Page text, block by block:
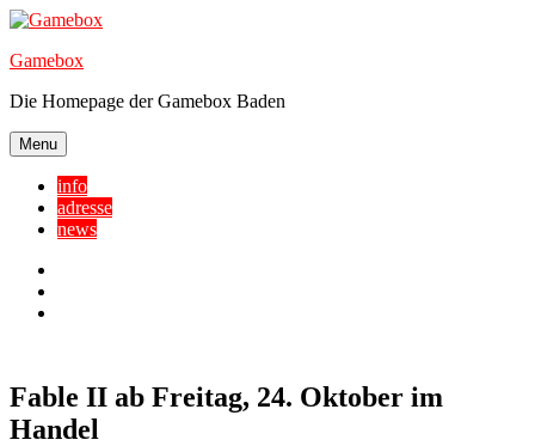
Skip
content
Gamebox
Die Homepage der Gamebox Baden
Menu
info
adresse
news
Fable II ab Freitag, 24. Oktober im
Handel